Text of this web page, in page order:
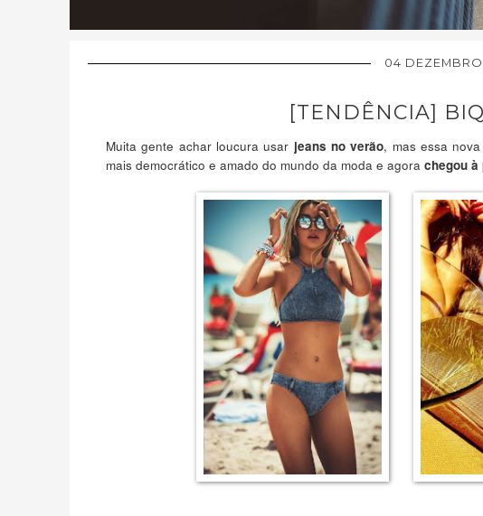
04 DEZEMBRO
[TENDÊNCIA]
Muita gente achar loucura usar jeans no verão, mas essa
mais democrático e amado do mundo da moda e agora chegou à